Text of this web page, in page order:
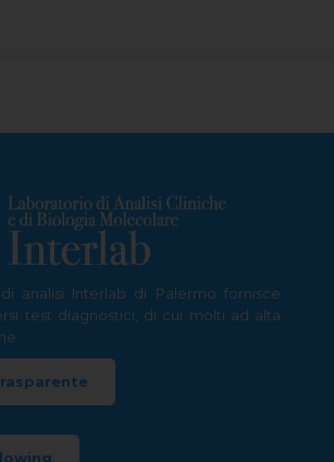
analisi Interlab di Palermo fornisce
test diagnostici, di cui molti ad alta